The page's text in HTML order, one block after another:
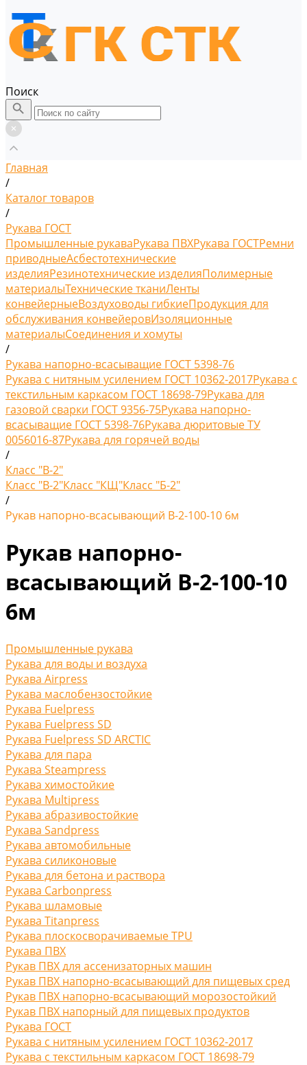
Поиск
Главная
/
Каталог товаров
/
Рукава ГОСТ
Промышленные рукаваРукава ПВХРукава ГОСТРемни
приводныеАсбестотехнические
изделияРезинотехнические изделияПолимерные
материалыТехнические тканиЛенты
конвейерныеВоздуховоды гибкиеПродукция для
обслуживания конвейеровИзоляционные
материалыСоединения и хомуты
/
Рукава напорно-всасыващие ГОСТ 5398-76
Рукава с нитяным усилением ГОСТ 10362-2017Рукава с
текстильным каркасом ГОСТ 18698-79Рукава для
газовой сварки ГОСТ 9356-75Рукава напорно-
всасыващие ГОСТ 5398-76Рукава дюритовые ТУ
0056016-87Рукава для горячей воды
/
Класс "В-2"
Класс "В-2"Класс "КЩ"Класс "Б-2"
/
Рукав напорно-всасывающий В-2-100-10 6м
Рукав напорно-
всасывающий В-2-100-10
6м
Промышленные рукава
Рукава для воды и воздуха
Рукава Airpress
Рукава маслобензостойкие
Рукава Fuelpress
Рукава Fuelpress SD
Рукава Fuelpress SD ARCTIC
Рукава для пара
Рукава Steampress
Рукава химостойкие
Рукава Multipress
Рукава абразивостойкие
Рукава Sandpress
Рукава автомобильные
Рукава силиконовые
Рукава для бетона и раствора
Рукава Carbonpress
Рукава шламовые
Рукава Titanpress
Рукава плоскосворачиваемые TPU
Рукава ПВХ
Рукав ПВХ для ассенизаторных машин
Рукав ПВХ напорно-всасывающий для пищевых сред
Рукав ПВХ напорно-всасывающий морозостойкий
Рукав ПВХ напорный для пищевых продуктов
Рукава ГОСТ
Рукава с нитяным усилением ГОСТ 10362-2017
Рукава с текстильным каркасом ГОСТ 18698-79